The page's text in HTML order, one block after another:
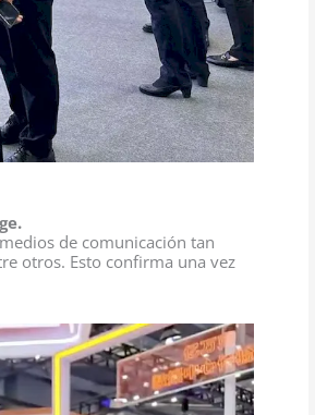
de comunicación tan
otros. Esto confirma una vez